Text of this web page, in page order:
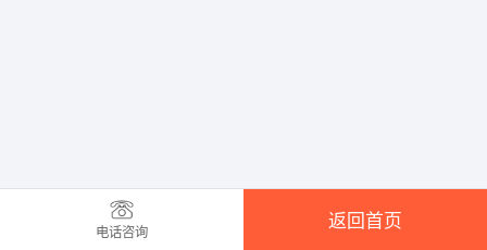
电话咨询
返回首页